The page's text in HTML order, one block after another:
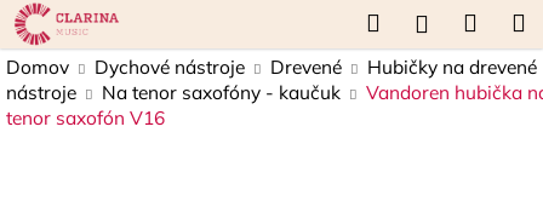
Prejsť
na
obsah
Hľadať
košík
Domov Dychové nástroje Drevené
Hubičky na drevené
nástroje
Na tenor saxofóny - kaučuk
Vandoren hubička
tenor saxofón V16
K
o
š
Späť
Späť
Č